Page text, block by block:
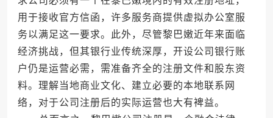
用于接收官方信函，许多服务商提供虚拟办公室服
务以满足这一要求。此外，尽管黎巴嫩近年来面临
经济挑战，但其银行业传统深厚，开设公司银行账
户仍是运营必需，需准备齐全的注册文件和股东资
料。理解当地商业文化、建立必要的本地联系网
络，对于公司注册后的实际运营也大有裨益。